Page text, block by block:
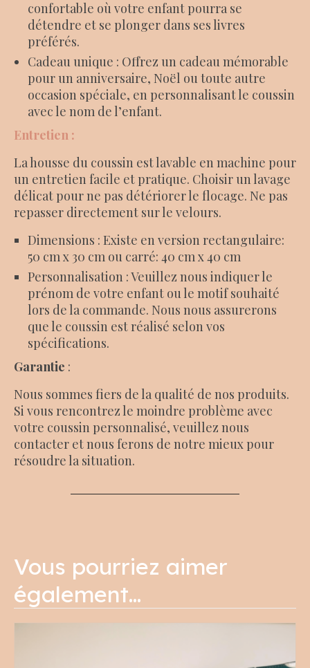
confortable où votre enfant pourra se
détendre et se plonger dans ses livres
préférés.
Cadeau unique : Offrez un cadeau mémorable
pour un anniversaire, Noël ou toute autre
occasion spéciale, en personnalisant le coussin
avec le nom de l’enfant.
Entretien :
La housse du coussin est lavable en machine pour
un entretien facile et pratique. Choisir un lavage
délicat pour ne pas détériorer le flocage. Ne pas
repasser directement sur le velours.
Dimensions : Existe en version rectangulaire:
50 cm x 30 cm ou carré: 40 cm x 40 cm
Personnalisation : Veuillez nous indiquer le
prénom de votre enfant ou le motif souhaité
lors de la commande. Nous nous assurerons
que le coussin est réalisé selon vos
spécifications.
Garantie :
Nous sommes fiers de la qualité de nos produits.
Si vous rencontrez le moindre problème avec
votre coussin personnalisé, veuillez nous
contacter et nous ferons de notre mieux pour
résoudre la situation.
Vous pourriez aimer
également…